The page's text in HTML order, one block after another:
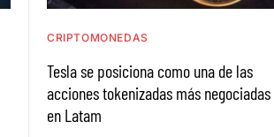
CRIPTOMONEDAS
Tesla se posiciona como una de las
acciones tokenizadas más negociadas
en Latam